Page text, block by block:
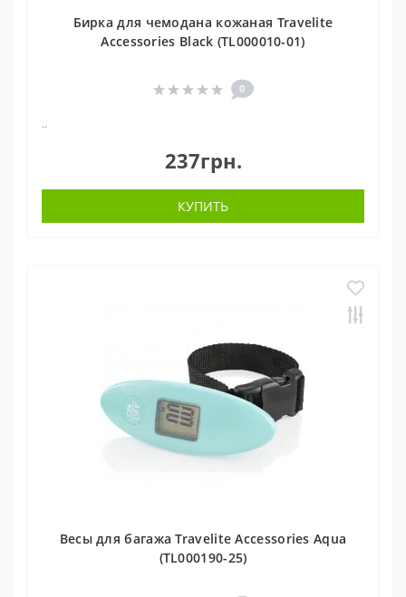
Бирка для чемодана кожаная Travelite
Accessories Black (TL000010-01)
0
..
237грн.
КУПИТЬ
Весы для багажа Travelite Accessories Aqua
(TL000190-25)